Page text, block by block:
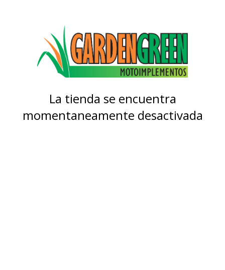
La tienda se encuentra
momentaneamente desactivada